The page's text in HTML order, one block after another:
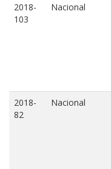
2018-
103
Nacional
2018-
82
Nacional